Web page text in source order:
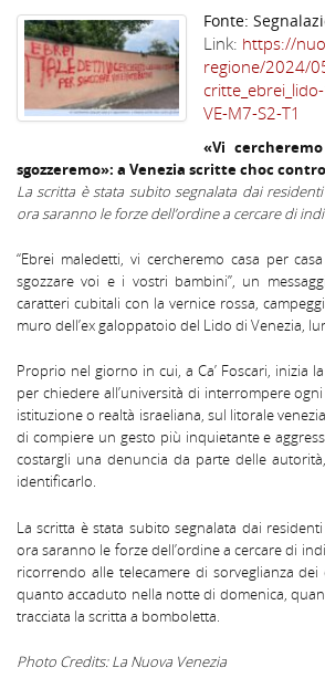
Fonte:
Link: https://
regione/2024/
VE-M7-S2-T1
«Vi
sgozzeremo»: a Venezia scritte choc
La scritta è stata subito segnalata dai
ora saranno le forze dell’ordine a cercare di
“Ebrei maledetti, vi cercheremo casa per
sgozzare voi e i vostri bambini”, un
caratteri cubitali con la vernice rossa,
muro dell’ex galoppatoio del Lido di Venezia,
Proprio nel giorno in cui, a Ca’ Foscari, inizia
per chiedere all’università di interrompere
istituzione o realtà israeliana, sul litorale
di compiere un gesto più inquietante e
costargli una denuncia da parte delle
identificarlo.
La scritta è stata subito segnalata dai
ora saranno le forze dell’ordine a cercare di
ricorrendo alle telecamere di sorveglianza
quanto accaduto nella notte di domenica,
tracciata la scritta a bomboletta.
Photo Credits: La Nuova Venezia